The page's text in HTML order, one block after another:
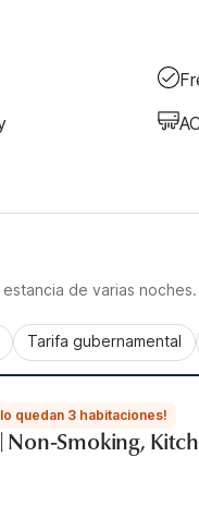
de varias
Tarifa gubernamental
quedan 3 habitaciones!
Non-Smoking,